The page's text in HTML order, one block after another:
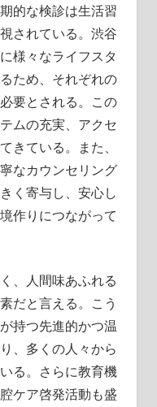
的な検診は生活習
されている。渋谷
様々なライフスタ
ため、それぞれの
要とされる。この
ムの充実、アクセ
きている。また、
なカウンセリング
く寄与し、安心し
作りにつながって
、人間味あふれる
だと言える。こう
持つ先進的かつ温
、多くの人々から
る。さらに教育機
ケア啓発活動も盛